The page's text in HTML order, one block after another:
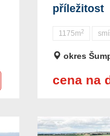
příležitost
1175m 2
okres
cena na